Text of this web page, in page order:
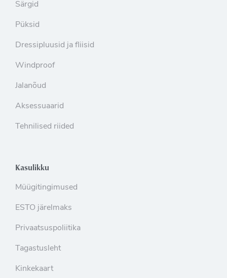
Särgid
Püksid
Dressipluusid ja fliisid
Windproof
Jalanõud
Aksessuaarid
Tehnilised riided
Kasulikku
Müügitingimused
ESTO järelmaks
Privaatsuspoliitika
Tagastusleht
Kinkekaart